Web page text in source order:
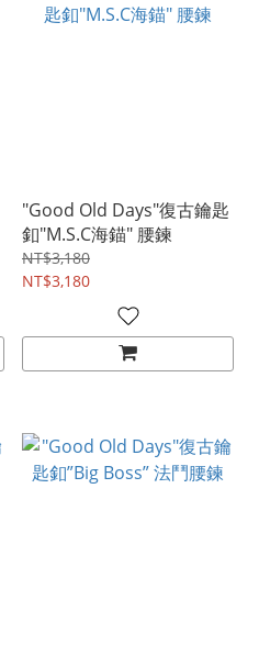
"Good Old Days"復古鑰匙
釦"M.S.C海錨" 腰鍊
NT$3,180
NT$3,180